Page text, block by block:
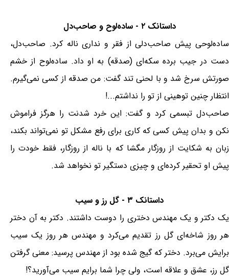
داستانک ۲ - ساده‌لوح و صاحب‌دل
ساده‌لوحی پیش صاحب‌دلی از فقر و نداری ناله کرد. صاحب‌دل،
دست در جیب برده سکه‌ای (صدقه) به او داد. ساده‌لوح از خشم
صورتش سرخ شد و با لحنی تند گفت: من صدقه از کسی نمی‌گیرم.
انتظار چنین توهینی از تو را نداشتم...!
صاحب‌دل تبسمی کرد و گفت: این خرد شدنت را هرگز فراموش
نکن و بدان پیش کسی که کاری برای رفع مشکل تو نمی‌تواند بکند،
زبان به شکایت از روزگار مگشا که با ناله از روزگار، فقط خودت را
پیش او تحقیر کرده‌ای و چیزی دستگیر تو نخواهد شد.
داستانک ۳ - گل رز و سیب
یک دکتر و یک مهندس دختری را دوست داشتند. دکتر به آن دختر
هر روز شاخه‌ای گل رز تقدیم می‌کرد و مهندس هر روز یک سیب
برایش می‌برد. دختر که گیج شده بود از مهندس پرسید: معنی گرفتن
گل رز، عشق و علاقه است، ولی چرا شما برایم سیب می‌آورید؟!